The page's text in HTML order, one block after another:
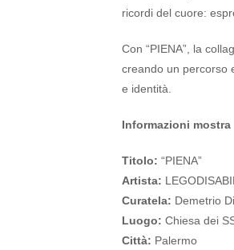
ricordi del cuore:
Con “PIENA”, la
creando un percorso
e identità.
Informazioni mostra
Titolo: “PIENA”
Artista:
Curatela: Demetrio
Luogo: Chiesa dei
Città: Palermo